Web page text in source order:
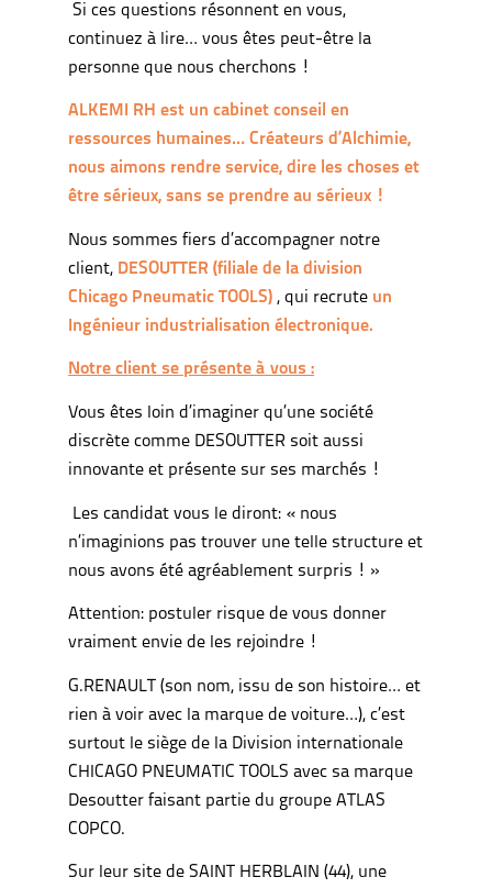
Si ces questions résonnent en vous,
continuez à lire… vous êtes peut-être la
personne que nous cherchons !
ALKEMI RH est un cabinet conseil en
ressources humaines… Créateurs d’Alchimie,
nous aimons rendre service, dire les choses et
être sérieux, sans se prendre au sérieux !
Nous sommes fiers d’accompagner notre
client, DESOUTTER (filiale de la division
Chicago Pneumatic TOOLS), qui recrute un
Ingénieur industrialisation électronique.
Notre client se présente à vous :
Vous êtes loin d’imaginer qu’une société
discrète comme DESOUTTER soit aussi
innovante et présente sur ses marchés !
Les candidat vous le diront: « nous
n’imaginions pas trouver une telle structure et
nous avons été agréablement surpris ! »
Attention: postuler risque de vous donner
vraiment envie de les rejoindre !
G.RENAULT (son nom, issu de son histoire… et
rien à voir avec la marque de voiture…), c’est
surtout le siège de la Division internationale
CHICAGO PNEUMATIC TOOLS avec sa marque
Desoutter faisant partie du groupe ATLAS
COPCO.
Sur leur site de SAINT HERBLAIN (44), une